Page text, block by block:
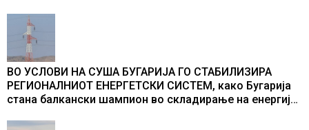
ВО УСЛОВИ НА СУША БУГАРИЈА ГО СТАБИЛИЗИРА
РЕГИОНАЛНИОТ ЕНЕРГЕТСКИ СИСТЕМ, како Бугарија
стана балкански шампион во складирање на енергија